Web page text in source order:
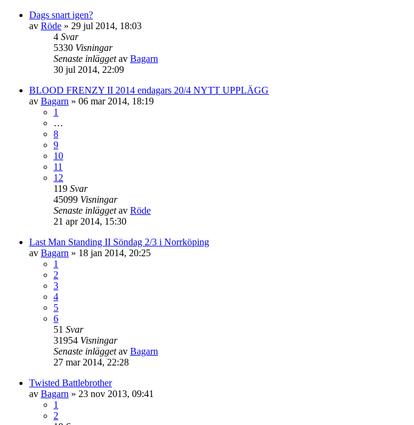
Dags snart igen?
av Röde » 29 jul 2014, 18:03
4 Svar
5330 Visningar
Senaste inläggetav Bagarn
30 jul 2014, 22:09
BLOOD FRENZY II 2014 endagars 20/4 NYTT UPPLÄGG
av Bagarn » 06 mar 2014, 18:19
1
…
8
9
10
11
12
119 Svar
45099 Visningar
Senaste inläggetav Röde
21 apr 2014, 15:30
Last Man Standing II Söndag 2/3 i Norrköping
av Bagarn » 18 jan 2014, 20:25
1
2
3
4
5
6
51 Svar
31954 Visningar
Senaste inläggetav Bagarn
27 mar 2014, 22:28
Twisted Battlebrother
av Bagarn » 23 nov 2013, 09:41
1
2